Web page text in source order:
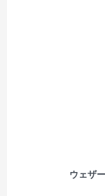
ウェザ